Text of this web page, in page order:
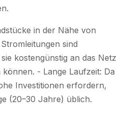
in der Nähe von
sind
kostengünstig an das Netz
- Lange Laufzeit: Da
Investitionen erfordern,
(20–30 Jahre) üblich.